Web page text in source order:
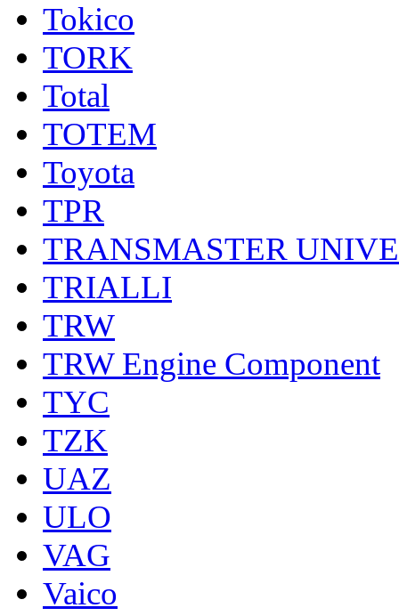
Tokico
TORK
Total
TOTEM
Toyota
TPR
TRANSMASTER
TRIALLI
TRW
TRW Engine Component
TYC
TZK
UAZ
ULO
VAG
Vaico